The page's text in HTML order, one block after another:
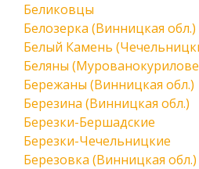
Беликовцы
Белозерка (Винницкая обл.)
Белый Камень
Беляны
Бережаны (Винницкая обл.)
Березина (Винницкая обл.)
Березки-Бершадские
Березки-Чечельницкие
Березовка (Винницкая обл.)